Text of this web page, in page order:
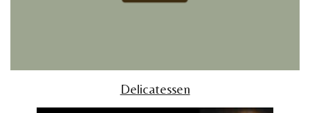
Delicatessen